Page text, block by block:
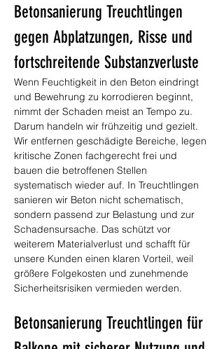
Betonsanierung Treuchtlingen
gegen Abplatzungen, Risse und
fortschreitende Substanzverluste
Wenn Feuchtigkeit in den Beton eindringt
und Bewehrung zu korrodieren beginnt,
nimmt der Schaden meist an Tempo zu.
Darum handeln wir frühzeitig und gezielt.
Wir entfernen geschädigte Bereiche, legen
kritische Zonen fachgerecht frei und
bauen die betroffenen Stellen
systematisch wieder auf. In Treuchtlingen
sanieren wir Beton nicht schematisch,
sondern passend zur Belastung und zur
Schadensursache. Das schützt vor
weiterem Materialverlust und schafft für
unsere Kunden einen klaren Vorteil, weil
größere Folgekosten und zunehmende
Sicherheitsrisiken vermieden werden.
Betonsanierung Treuchtlingen für